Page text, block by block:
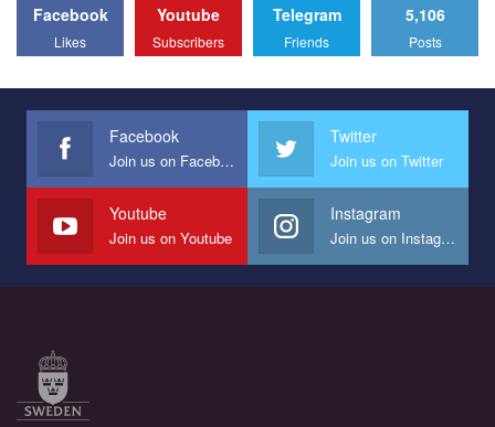
All you have to do is to press "Like" below the video.
Эмоционально сильный ролик от команды "Гей-альянс
представляющий программу развития организации.
Мы просим вас поддержать нас и помочь нам реализовать
наш план по борьбе с насилием и дискриминацией на почве
СОГИ в Украине.
Все, что вам нужно сделать - это зайти на наш канал YouTube
Facebook
Likes
Youtube
Subscribers
Telegram
Friends
5,106
Posts
Facebook
Join us on Facebook
Twitter
Join us on Twitter
Youtube
Join us on Youtube
Instagram
Join us on Instagram